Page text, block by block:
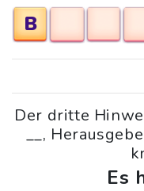
B
Der dritte
__,
Es